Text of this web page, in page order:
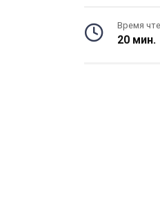
Время
20 мин.